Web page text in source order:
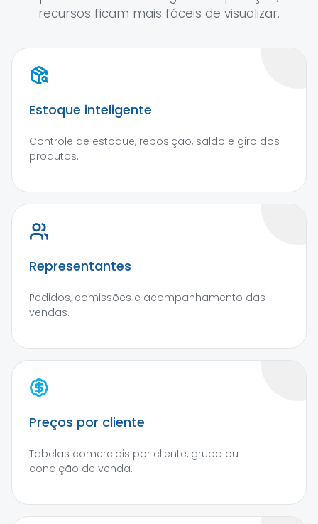
recursos ficam mais fáceis de visualizar.
Estoque inteligente
Controle de estoque, reposição, saldo e giro dos
produtos.
Representantes
Pedidos, comissões e acompanhamento das
vendas.
Preços por cliente
Tabelas comerciais por cliente, grupo ou
condição de venda.